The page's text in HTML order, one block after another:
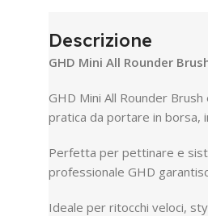
Descrizione
GHD Mini All Rounder
GHD Mini All Rounder
pratica da portare in borsa,
Perfetta per pettinare e
professionale GHD
Ideale per ritocchi veloci,